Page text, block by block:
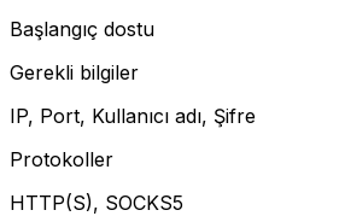
Başlangıç dostu
Gerekli bilgiler
IP, Port, Kullanıcı adı, Şifre
Protokoller
HTTP(S), SOCKS5